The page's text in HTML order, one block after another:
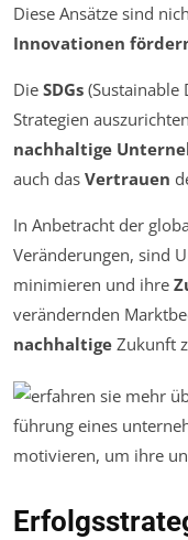
Diese Ansätze sind
Innovationen
Die SDGs
Strategien
nachhaltige
auch das Vertrauen
In Anbetracht der
Veränderungen, sind
minimieren und ihre
verändernden
nachhaltige Zukunft